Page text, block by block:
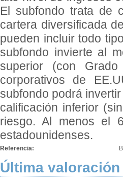
El subfondo trata de
cartera diversificada
pueden incluir todo
subfondo invierte al
superior (con
corporativos de
subfondo podrá
calificación inferior
riesgo. Al menos el
estadounidenses.
Referencia:
Última valoración